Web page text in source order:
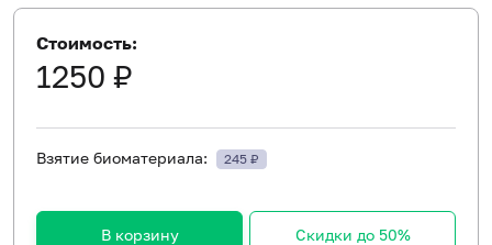
Стоимость:
1250 ₽
Взятие биоматериала: 245 ₽
В корзину Скидки до 50%